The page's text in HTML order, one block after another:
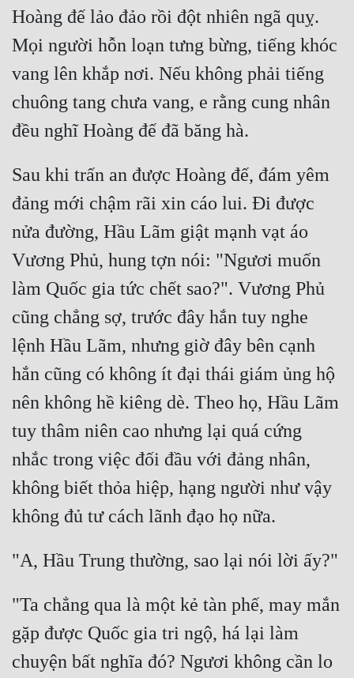
Hệ Thống
Học Đường
Khoa Huyễn
Khoa Huyễn Không Gian
Kiếm Hiệp
Kỳ Huyễn
Lịch Sử
Mưu Mô
Mạt Thế
Mỹ Thực
Ngôn Tình
Ngược
Nữ Cường
Nữ Phụ
Phản Phái
Hoàng đế lảo đảo rồi đột nhiên ngã quỵ.
Mọi người hỗn loạn tưng bừng, tiếng khóc
vang lên khắp nơi. Nếu không phải tiếng
chuông tang chưa vang, e rằng cung nhân
Sau khi trấn an được Hoàng đế, đám yêm
đảng mới chậm rãi xin cáo lui. Đi được
nửa đường, Hầu Lãm giật mạnh vạt áo
Vương Phủ, hung tợn nói: "Ngươi muốn
làm Quốc gia tức chết sao?". Vương Phủ
cũng chẳng sợ, trước đây hắn tuy nghe
lệnh Hầu Lãm, nhưng giờ đây bên cạnh
hắn cũng có không ít đại thái giám ủng hộ
nên không hề kiêng dè. Theo họ, Hầu Lãm
tuy thâm niên cao nhưng lại quá cứng
nhắc trong việc đối đầu với đảng nhân,
không biết thỏa hiệp, hạng người như vậy
"Ta chẳng qua là một kẻ tàn phế, may mắn
gặp được Quốc gia tri ngộ, há lại làm
chuyện bất nghĩa đó? Ngươi không cần lo